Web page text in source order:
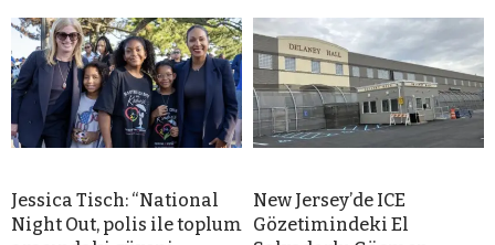
Jessica Tisch: “National
Night Out, polis ile toplum
New Jersey’de ICE
Gözetimindeki El